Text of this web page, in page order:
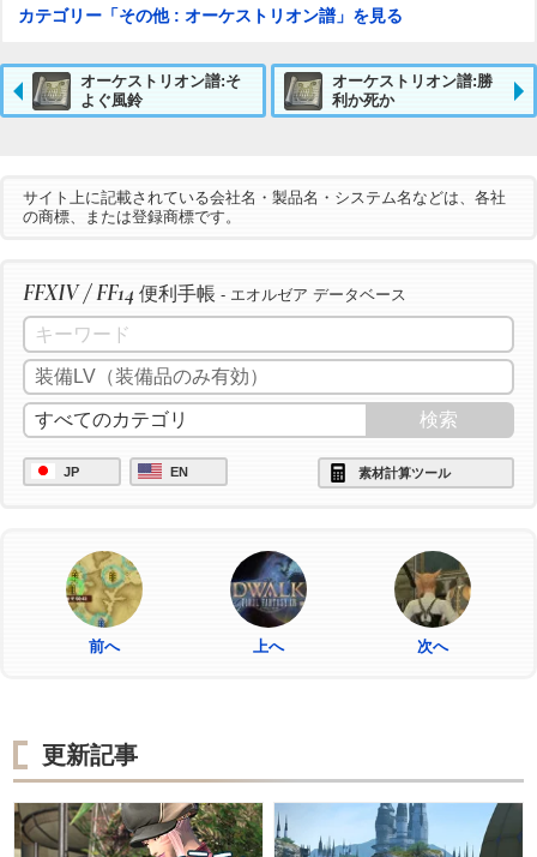
カテゴリー「その他 : オーケストリオン譜」を見る
オーケストリオン譜:そ
よぐ風鈴
オーケストリオン譜:勝
利か死か
サイト上に記載されている会社名・製品名・システム名などは、各社
の商標、または登録商標です。
FFXIV / FF14 便利手帳 - エオルゼア データベース
JP EN 素材計算ツール
前へ 上へ 次へ
更新記事